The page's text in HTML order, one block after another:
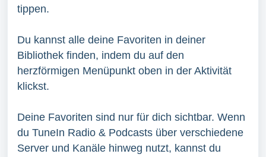
tippen.
Du kannst alle deine Favoriten in deiner
Bibliothek finden, indem du auf den
herzförmigen Menüpunkt oben in der Aktivität
klickst.
Deine Favoriten sind nur für dich sichtbar. Wenn
du TuneIn Radio & Podcasts über verschiedene
Server und Kanäle hinweg nutzt, kannst du